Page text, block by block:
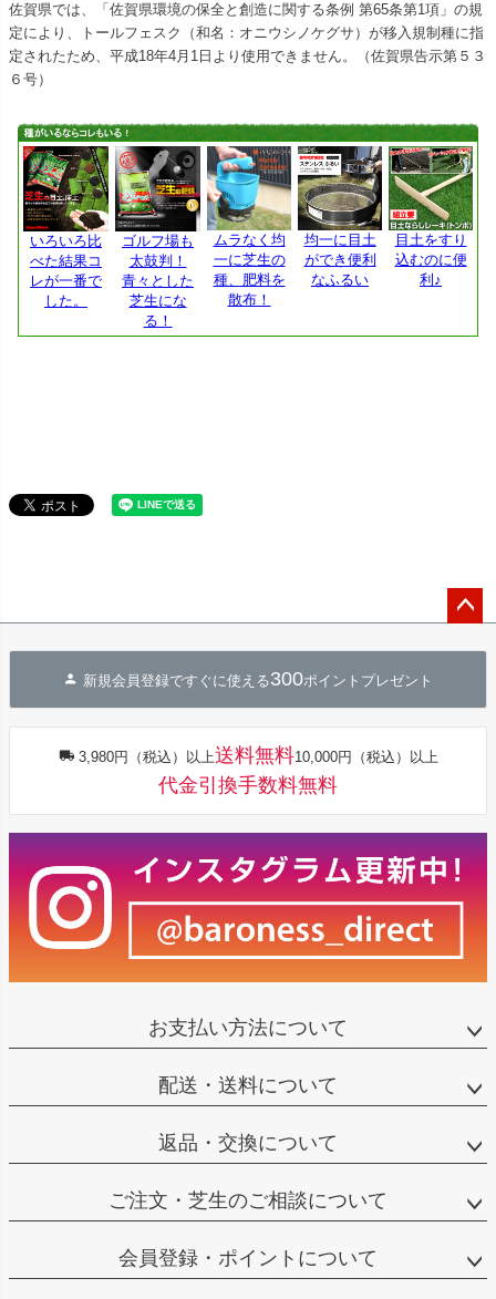
佐賀県では、「佐賀県環境の保全と創造に関する条例 第65条第1項」の規
定により、トールフェスク（和名：オニウシノケグサ）が移入規制種に指
定されたため、平成18年4月1日より使用できません。（佐賀県告示第５３
６号）
ジト
新規会員登録ですぐに使える300ポイントプレゼント
3,980円（税込）以上送料無料10,000円（税込）以上
代金引換手数料無料
お支払い方法について
配送・送料について
返品・交換について
ご注文・芝生のご相談について
会員登録・ポイントについて